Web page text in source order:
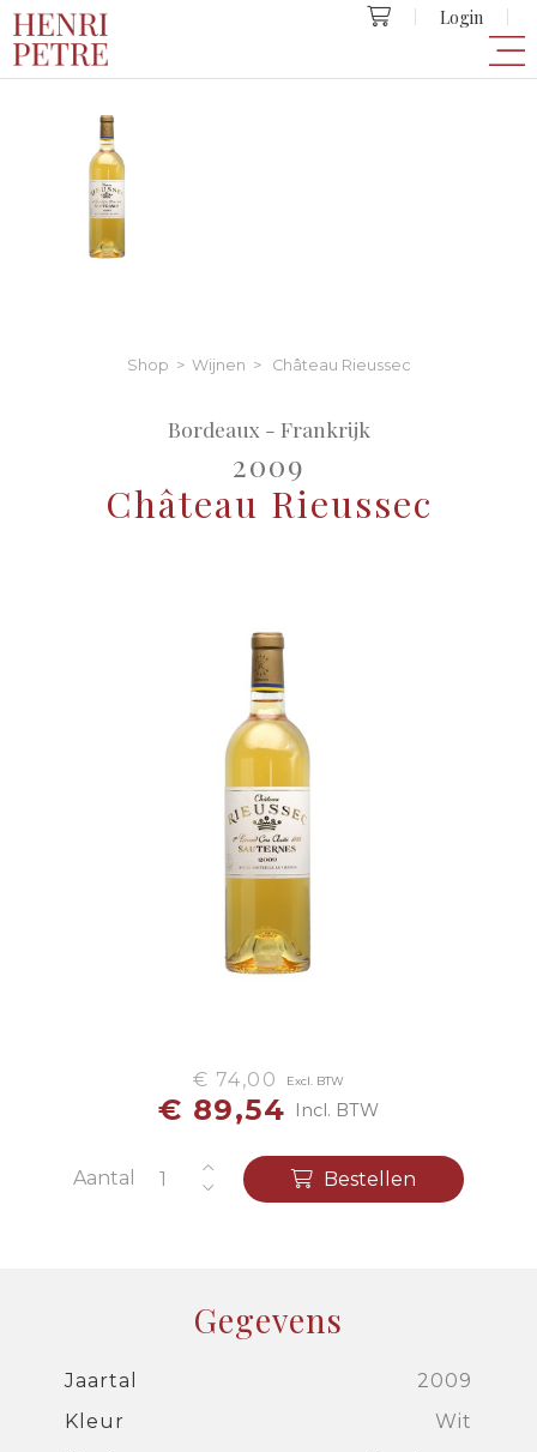
Login
Shop > Wijnen > Château Rieussec
Bordeaux - Frankrijk
2009
Château Rieussec
€ 74,00 Excl. BTW
€ 89,54 Incl. BTW
Aantal Bestellen
Gegevens
Jaartal
2009
Kleur
Wit